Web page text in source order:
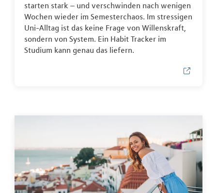
starten stark – und verschwinden nach wenigen
Wochen wieder im Semesterchaos. Im stressigen
Uni-Alltag ist das keine Frage von Willenskraft,
sondern von System. Ein Habit Tracker im
Studium kann genau das liefern.